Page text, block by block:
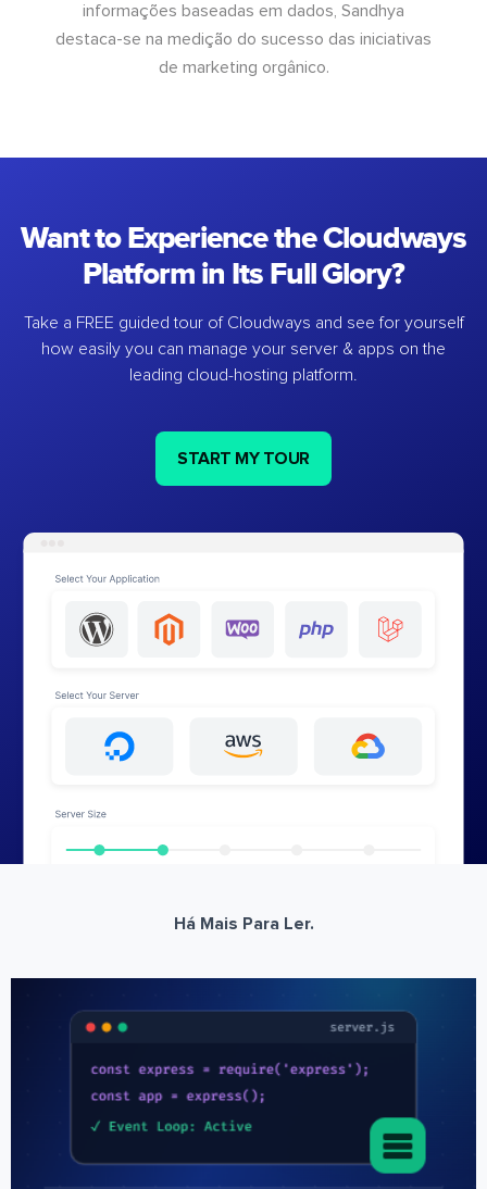
informações baseadas em dados, Sandhya
destaca-se na medição do sucesso das iniciativas
de marketing orgânico.
Want to Experience the Cloudways
Platform in Its Full Glory?
Take a FREE guided tour of Cloudways and see for yourself
how easily you can manage your server & apps on the
leading cloud-hosting platform.
START MY TOUR
Há Mais Para Ler.